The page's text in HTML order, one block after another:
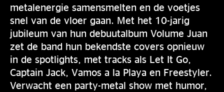
metalenergie samensmelten en de voetjes
snel van de vloer gaan. Met het 10-jarig
jubileum van hun debuutalbum Volume Juan
zet de band hun bekendste covers opnieuw
in de spotlights, met tracks als Let It Go,
Captain Jack, Vamos a la Playa en Freestyler.
Verwacht een party-metal show met humor,